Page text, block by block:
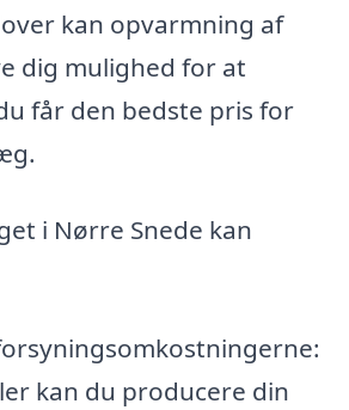
kan opvarmning af
dig mulighed for at
får den bedste pris for
i Nørre Snede kan
kan du producere din